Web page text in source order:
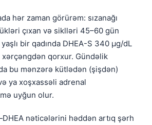
hər zaman görürəm: sızanağı
çıxan və siklləri 45–60 gün
bir qadında DHEA-S 340 µg/dL
xərçəngdən qorxur. Gündəlik
bu mənzərə kütlədən (şişdən)
ya xoşxassəli adrenal
uyğun olur.
nəticələrini həddən artıq şərh